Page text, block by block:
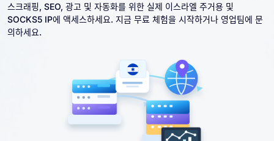
스크래핑, SEO, 광고 및 자동화를 위한 실제 이스라엘 주거용 및
SOCKS5 IP에 액세스하세요. 지금 무료 체험을 시작하거나 영업팀에 문
의하세요.